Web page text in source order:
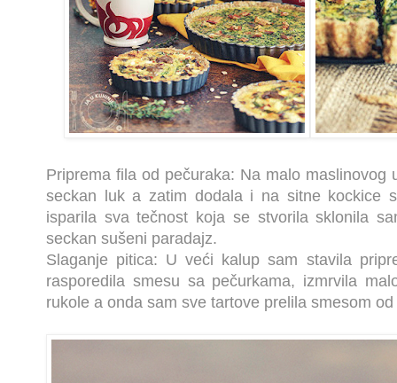
Priprema fila od pečuraka: Na malo maslinovog
seckan luk a zatim dodala i na sitne kockice
isparila sva tečnost koja se stvorila sklonila
seckan sušeni paradajz.
Slaganje pitica: U veći kalup sam stavila
rasporedila smesu sa pečurkama, izmrvila
rukole a onda sam sve tartove prelila smesom